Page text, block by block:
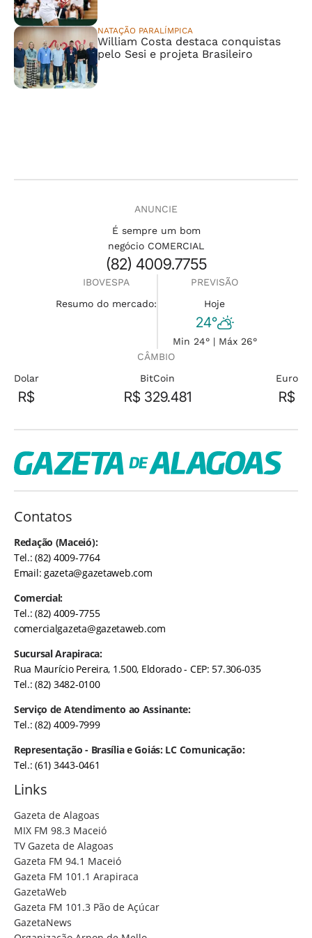
NATAÇÃO PARALÍMPICA
William Costa destaca conquistas
pelo Sesi e projeta Brasileiro
ANUNCIE
É sempre um bom
negócio COMERCIAL
(82) 4009.7755
IBOVESPA
Resumo do mercado:
PREVISÃO
Hoje
24°
Min 24° | Máx 26°
CÂMBIO
Dolar
R$
BitCoin
R$ 329.481
Euro
R$
Contatos
Redação (Maceió):
Tel.: (82) 4009-7764
Email:gazeta@gazetaweb.com
Comercial:
Tel.: (82) 4009-7755
comercialgazeta@gazetaweb.com
Sucursal Arapiraca:
Rua Maurício Pereira, 1.500, Eldorado - CEP: 57.306-035
Tel.: (82) 3482-0100
Serviço de Atendimento ao Assinante:
Tel.: (82) 4009-7999
Representação - Brasília e Goiás: LC Comunicação:
Tel.: (61) 3443-0461
Links
Gazeta de Alagoas
MIX FM 98.3 Maceió
TV Gazeta de Alagoas
Gazeta FM 94.1 Maceió
Gazeta FM 101.1 Arapiraca
GazetaWeb
Gazeta FM 101.3 Pão de Açúcar
GazetaNews